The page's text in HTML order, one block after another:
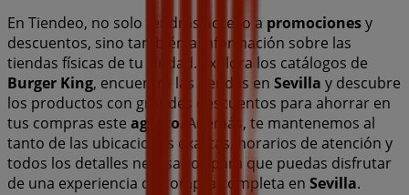
En Tiendeo, no solo tendrás acceso a promocionesy
descuentos, sino también a información sobre las
tiendas físicas de tu ciudad. Explora los catálogos de
Burger King, encuentra las tiendas en Sevilla y descubre
los productos con grandes descuentos para ahorrar en
tus compras este agosto . Además, te mantenemos al
tanto de las ubicaciones exactas, horarios de atención y
todos los detalles necesarios para que puedas disfrutar
de una experiencia de compra completa en Sevilla.